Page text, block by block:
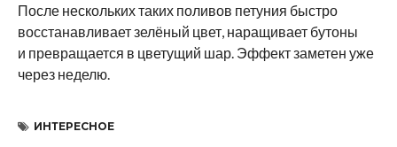
После нескольких таких поливов петуния быстро
восстанавливает зелёный цвет, наращивает бутоны
и превращается в цветущий шар. Эффект заметен уже
через неделю.
ИНТЕРЕСНОЕ